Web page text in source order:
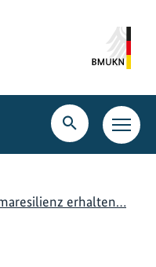
Suche
öffnen
erhalten…